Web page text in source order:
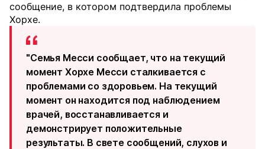
сообщение, в котором подтвердила проблемы
Хорхе.
"Семья Месси сообщает, что на текущий
момент Хорхе Месси сталкивается с
проблемами со здоровьем. На текущий
момент он находится под наблюдением
врачей, восстанавливается и
демонстрирует положительные
результаты. В свете сообщений, слухов и